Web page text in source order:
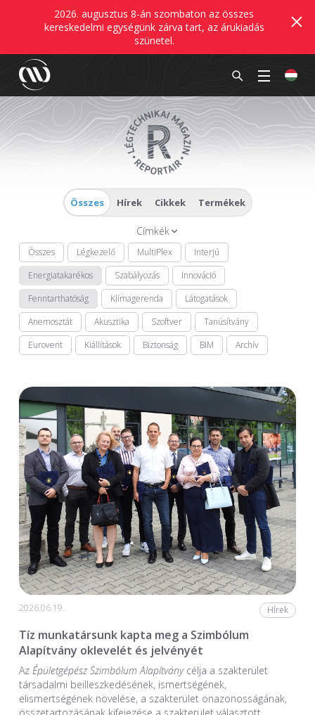
2026. augusztus 8-án szombaton az összes
kereskedelmi egységünk zárva tart, az árukiadás
szünetel.
Összes Hírek Cikkek Termékek
Címkék
Összes Légkezelő MultiPlex
Interjú
Energiatakarékos
Szabályozás
Innováció
Fenntarthatóság
Klímagerenda
Látogatások
Anemosztát
Akusztika Szoftver
Tanúsítvány
Eurovent
Kiállítások Biztonság BIM Archív
2026.06.19. Hírek
Tíz munkatársunk kapta meg a Szimbólum
Alapítvány oklevelét és jelvényét
Az Épületgépész Szimbólum Alapítványcélja a szakterület
társadalmi beilleszkedésének, ismertségének,
elismertségének növelése, a szakterület önazonosságának,
összetartozásának kifejezése a szakterület választott